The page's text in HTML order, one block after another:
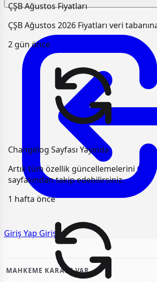
ÇŞB Ağustos Fiyatları
ÇŞB Ağustos 2026 Fiyatları veri
2 gün önce
Changelog Sayfası Yayında
Artık tüm özellik güncellemelerini
sayfasından takip edebilirsiniz.
1 hafta önce
Giriş Yap Giriş
MAHKEME KARARI VAR